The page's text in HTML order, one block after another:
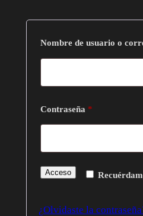
Nombre de usuario o
Contraseña *Obligatorio
Acceso
¿Olvidaste la